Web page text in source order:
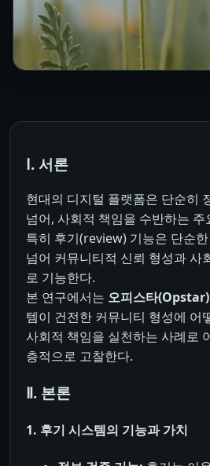
Ⅰ. 서론
현대의 디지털 플랫폼은 단순히
넘어, 사회적 책임을 수반하는
특히 후기(review) 기능은 단순
넘어 커뮤니티적 신뢰 형성과 사
로 기능한다.
본 연구에서는 오피스타(Opstar)
템이 건전한 커뮤니티 형성에 어
사회적 책임을 실천하는 사례로
층적으로 고찰한다.
Ⅱ. 본론
1. 후기 시스템의 기능과 가치